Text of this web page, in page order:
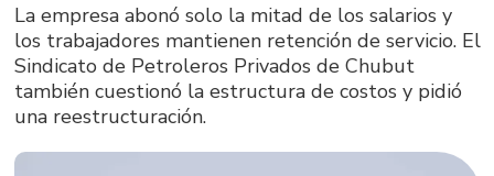
La empresa abonó solo la mitad de los salarios y
los trabajadores mantienen retención de servicio. El
Sindicato de Petroleros Privados de Chubut
también cuestionó la estructura de costos y pidió
una reestructuración.